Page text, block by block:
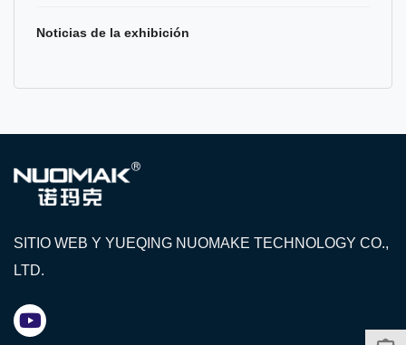
Noticias de la exhibición
SITIO WEB Y YUEQING NUOMAKE TECHNOLOGY CO.,
LTD.